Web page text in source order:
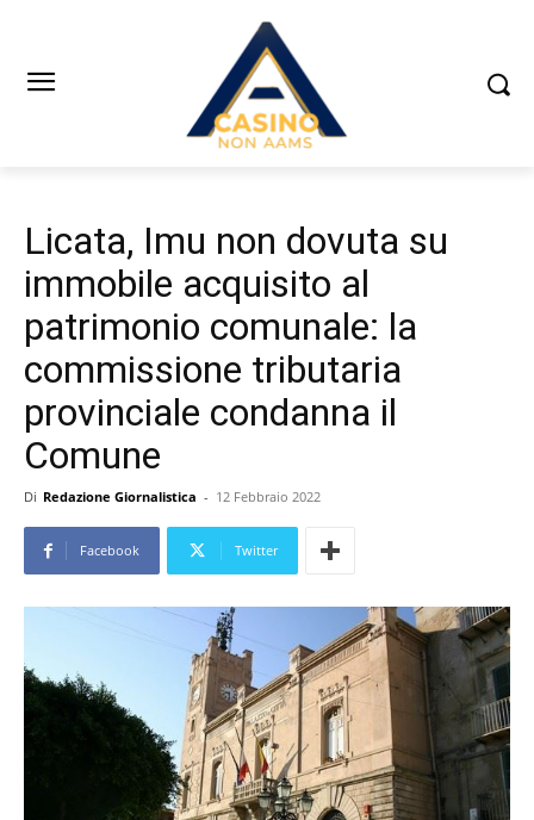
Licata, Imu non dovuta su
immobile acquisito al
patrimonio comunale: la
commissione tributaria
provinciale condanna il
Comune
Di Redazione Giornalistica - 12 Febbraio 2022
Facebook Twitter